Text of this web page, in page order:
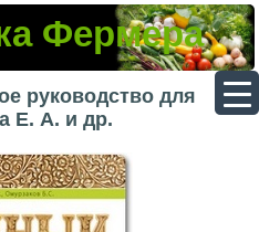
Фермера
руководство для
Е. А. и др.